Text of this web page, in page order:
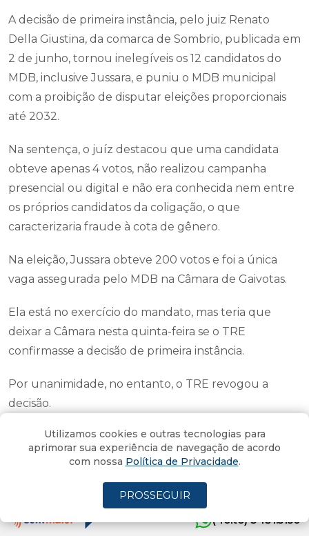
A decisão de primeira instância, pelo juiz Renato
Della Giustina, da comarca de Sombrio, publicada em
2 de junho, tornou inelegíveis os 12 candidatos do
MDB, inclusive Jussara, e puniu o MDB municipal
com a proibição de disputar eleições proporcionais
até 2032.
Na sentença, o juíz destacou que uma candidata
obteve apenas 4 votos, não realizou campanha
presencial ou digital e não era conhecida nem entre
os próprios candidatos da coligação, o que
caracterizaria fraude à cota de gênero.
Na eleição, Jussara obteve 200 votos e foi a única
vaga assegurada pelo MDB na Câmara de Gaivotas.
Ela está no exercício do mandato, mas teria que
deixar a Câmara nesta quinta-feira se o TRE
confirmasse a decisão de primeira instância.
Por unanimidade, no entanto, o TRE revogou a
decisão.
[Áudio] Vaguinho em um ano: de
terras raras a viadutos
Vaguinho exigiu solução no tele-saude e anunciou elevado
para os trilhos do Pinheirinho
Por Adelor Lessa
(4oito) 3431.5150
Utilizamos cookies e outras tecnologias para
aprimorar sua experiência de navegação de acordo
com nossa Política de Privacidade.
PROSSEGUIR